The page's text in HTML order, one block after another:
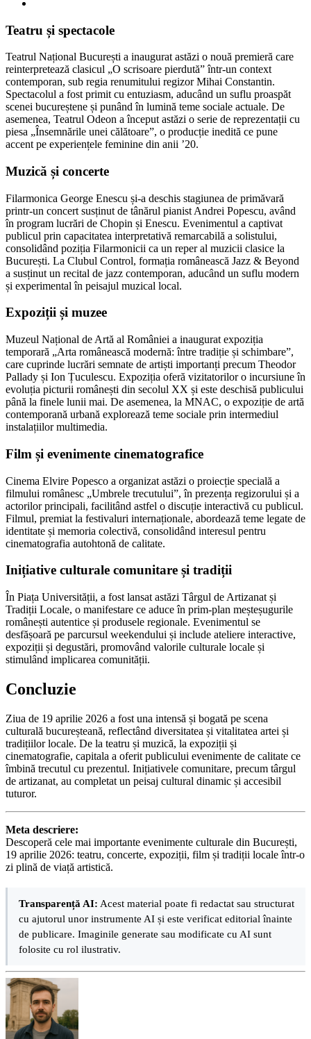
Teatru și spectacole
Teatrul Național București a inaugurat astăzi o nouă premieră care
reinterpretează clasicul „O scrisoare pierdută” într-un context
contemporan, sub regia renumitului regizor Mihai Constantin.
Spectacolul a fost primit cu entuziasm, aducând un suflu proaspăt
scenei bucureștene și punând în lumină teme sociale actuale. De
asemenea, Teatrul Odeon a început astăzi o serie de reprezentații cu
piesa „Însemnările unei călătoare”, o producție inedită ce pune
accent pe experiențele feminine din anii ’20.
Muzică și concerte
Filarmonica George Enescu și-a deschis stagiunea de primăvară
printr-un concert susținut de tânărul pianist Andrei Popescu, având
în program lucrări de Chopin și Enescu. Evenimentul a captivat
publicul prin capacitatea interpretativă remarcabilă a solistului,
consolidând poziția Filarmonicii ca un reper al muzicii clasice la
București. La Clubul Control, formația românească Jazz & Beyond
a susținut un recital de jazz contemporan, aducând un suflu modern
și experimental în peisajul muzical local.
Expoziții și muzee
Muzeul Național de Artă al României a inaugurat expoziția
temporară „Arta românească modernă: între tradiție și schimbare”,
care cuprinde lucrări semnate de artiști importanți precum Theodor
Pallady și Ion Țuculescu. Expoziția oferă vizitatorilor o incursiune în
evoluția picturii românești din secolul XX și este deschisă publicului
până la finele lunii mai. De asemenea, la MNAC, o expoziție de artă
contemporană urbană explorează teme sociale prin intermediul
instalațiilor multimedia.
Film și evenimente cinematografice
Cinema Elvire Popesco a organizat astăzi o proiecție specială a
filmului românesc „Umbrele trecutului”, în prezența regizorului și a
actorilor principali, facilitând astfel o discuție interactivă cu publicul.
Filmul, premiat la festivaluri internaționale, abordează teme legate de
identitate și memoria colectivă, consolidând interesul pentru
cinematografia autohtonă de calitate.
Inițiative culturale comunitare și tradiții
În Piața Universității, a fost lansat astăzi Târgul de Artizanat și
Tradiții Locale, o manifestare ce aduce în prim-plan meșteșugurile
românești autentice și produsele regionale. Evenimentul se
desfășoară pe parcursul weekendului și include ateliere interactive,
expoziții și degustări, promovând valorile culturale locale și
stimulând implicarea comunității.
Concluzie
Ziua de 19 aprilie 2026 a fost una intensă și bogată pe scena
culturală bucureșteană, reflectând diversitatea și vitalitatea artei și
tradițiilor locale. De la teatru și muzică, la expoziții și
cinematografie, capitala a oferit publicului evenimente de calitate ce
îmbină trecutul cu prezentul. Inițiativele comunitare, precum târgul
de artizanat, au completat un peisaj cultural dinamic și accesibil
tuturor.
Meta descriere:
Descoperă cele mai importante evenimente culturale din București,
19 aprilie 2026: teatru, concerte, expoziții, film și tradiții locale într-o
zi plină de viață artistică.
Transparență AI: Acest material poate fi redactat sau structurat
cu ajutorul unor instrumente AI și este verificat editorial înainte
de publicare. Imaginile generate sau modificate cu AI sunt
folosite cu rol ilustrativ.